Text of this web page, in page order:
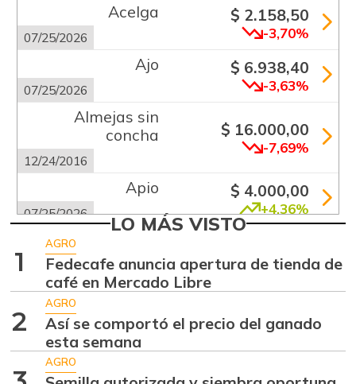
Acelga
07/25/2026
$ 2.158,50
-3,70%
Ajo
07/25/2026
$ 6.938,40
-3,63%
Almejas sin
concha
12/24/2016
$ 16.000,00
-7,69%
Apio
07/25/2026
$ 4.000,00
+4,36%
amarilla
09/28/2013
-
Arracacha blanca
07/25/2026
$ 2.866,50
+4,24%
Arroz blanco
$ 3.283,00
LO MÁS VISTO
1
AGRO
Fedecafe anuncia apertura de tienda de
café en Mercado Libre
2
AGRO
Así se comportó el precio del ganado
esta semana
AGRO